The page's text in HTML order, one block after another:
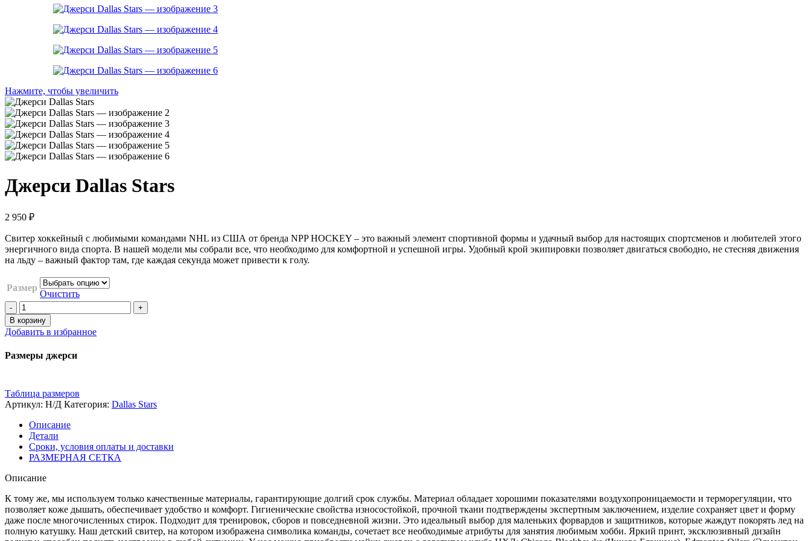
Нажмите, чтобы увеличить
Джерси Dallas Stars
2 950 ₽
Свитер хоккейный с любимыми командами NHL из США от бренда NPP HOCKEY – это важный элемент спортивной формы и удачный выбор для настоящих спортсменов и любителей этого
энергичного вида спорта. В нашей модели мы собрали все, что необходимо для комфортной и успешной игры. Удобный крой экипировки позволяет двигаться свободно, не стесняя движения
на льду – важный фактор там, где каждая секунда может привести к голу.
Размер
Очистить
В корзину
Добавить в избранное
Размеры джерси
Таблица размеров
Артикул: Н/Д Категория: Dallas Stars
Описание
Детали
Сроки, условия оплаты и доставки
РАЗМЕРНАЯ СЕТКА
Описание
К тому же, мы используем только качественные материалы, гарантирующие долгий срок службы. Материал обладает хорошими показателями воздухопроницаемости и терморегуляции, что
позволяет коже дышать, обеспечивает удобство и комфорт. Гигиенические свойства износостойкой, прочной ткани подтверждены экспертным заключением, изделие сохраняет цвет и форму
даже после многочисленных стирок. Подходит для тренировок, сборов и повседневной жизни. Это идеальный выбор для маленьких форвардов и защитников, которые жаждут покорять лед на
полную катушку. Наш детский свитер, на котором изображена символика команды, сочетает все необходимые атрибуты для занятия любимым хобби. Яркий принт, эксклюзивный дизайн